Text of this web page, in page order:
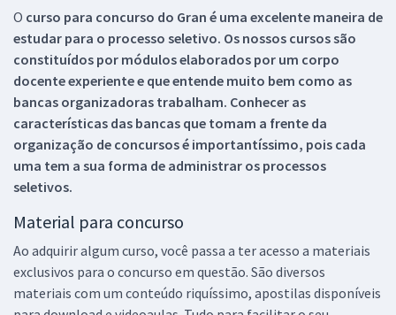
O curso para concurso do Gran é uma excelente maneira de
estudar para o processo seletivo. Os nossos cursos são
constituídos por módulos elaborados por um corpo
docente experiente e que entende muito bem como as
bancas organizadoras trabalham. Conhecer as
características das bancas que tomam a frente da
organização de concursos é importantíssimo, pois cada
uma tem a sua forma de administrar os processos
seletivos.
Material para concurso
Ao adquirir algum curso, você passa a ter acesso a materiais
exclusivos para o concurso em questão. São diversos
materiais com um conteúdo riquíssimo, apostilas disponíveis